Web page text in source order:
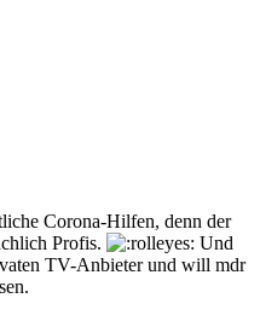
Corona-Hilfen, denn der
Profis.
Und
TV-Anbieter und will mdr